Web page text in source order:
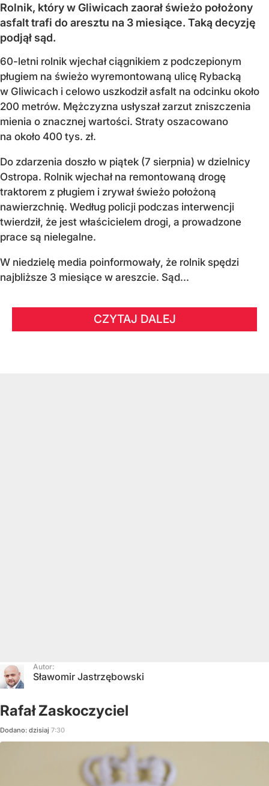
Rolnik, który w Gliwicach zaorał świeżo położony
asfalt trafi do aresztu na 3 miesiące. Taką decyzję
podjął sąd.
60-letni rolnik wjechał ciągnikiem z podczepionym
pługiem na świeżo wyremontowaną ulicę Rybacką
w Gliwicach i celowo uszkodził asfalt na odcinku około
200 metrów. Mężczyzna usłyszał zarzut zniszczenia
mienia o znacznej wartości. Straty oszacowano
na około 400 tys. zł.
Do zdarzenia doszło w piątek (7 sierpnia) w dzielnicy
Ostropa. Rolnik wjechał na remontowaną drogę
traktorem z pługiem i zrywał świeżo położoną
nawierzchnię. Według policji podczas interwencji
twierdził, że jest właścicielem drogi, a prowadzone
prace są nielegalne.
W niedzielę media poinformowały, że rolnik spędzi
najbliższe 3 miesiące w areszcie. Sąd...
CZYTAJ DALEJ
Autor:
Sławomir Jastrzębowski
Rafał Zaskoczyciel
Dodano: dzisiaj 7:30